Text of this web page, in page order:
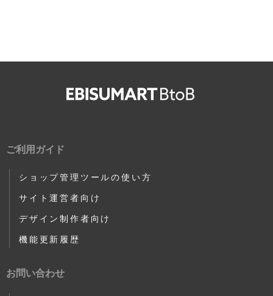
ご利用ガイド
ショップ管理ツールの使い方
サイト運営者向け
デザイン制作者向け
機能更新履歴
お問い合わせ